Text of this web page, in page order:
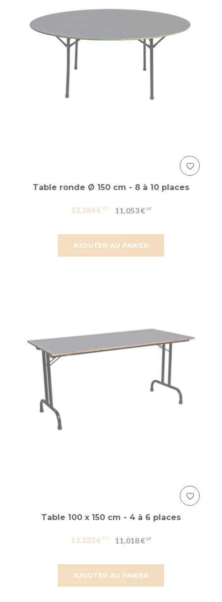
AJOUTER AU PANIER
Table ronde Ø 150 cm - 8 à 10 places
13,264 € 11,053 €
AJOUTER AU PANIER
Table 100 x 150 cm - 4 à 6 places
13,222 € 11,018 €